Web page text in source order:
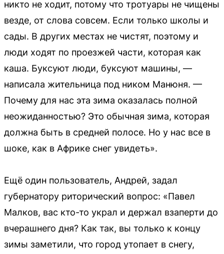
никто не ходит, потому что тротуары не чищены
везде, от слова совсем. Если только школы и
сады. В других местах не чистят, поэтому и
люди ходят по проезжей части, которая как
каша. Буксуют люди, буксуют машины, —
написала жительница под ником Манюня. —
Почему для нас эта зима оказалась полной
неожиданностью? Это обычная зима, которая
должна быть в средней полосе. Но у нас все в
шоке, как в Африке снег увидеть».
Ещё один пользователь, Андрей, задал
губернатору риторический вопрос: «Павел
Малков, вас кто-то украл и держал взаперти до
вчерашнего дня? Как так, вы только к концу
зимы заметили, что город утопает в снегу,